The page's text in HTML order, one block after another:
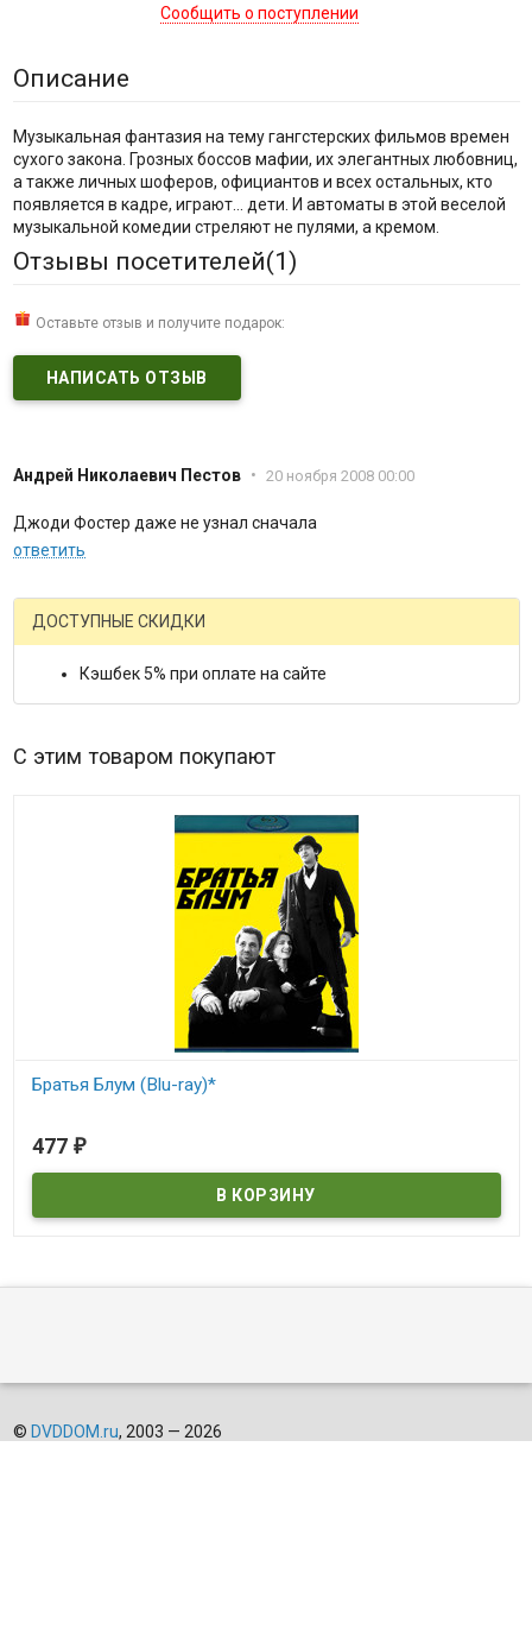
Сообщить о поступлении
Описание
Музыкальная фантазия на тему гангстерских фильмов времен
сухого закона. Грозных боссов мафии, их элегантных любовниц,
а также личных шоферов, официантов и всех остальных, кто
появляется в кадре, играют... дети. И автоматы в этой веселой
музыкальной комедии стреляют не пулями, а кремом.
Отзывы посетителей(1)
Оставьте отзыв и получите подарок:
НАПИСАТЬ ОТЗЫВ
Андрей Николаевич Пестов • 20 ноября 2008 00:00
Джоди Фостер даже не узнал сначала
ответить
ДОСТУПНЫЕ СКИДКИ
Кэшбек 5% при оплате на сайте
С этим товаром покупают
Братья Блум (Blu-ray)*
477 ₽
© DVDDOM.ru, 2003 — 2026